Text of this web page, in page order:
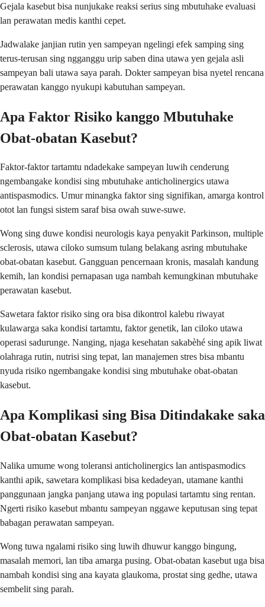
Gejala kasebut bisa nunjukake reaksi serius sing mbutuhake evaluasi
lan perawatan medis kanthi cepet.
Jadwalake janjian rutin yen sampeyan ngelingi efek samping sing
terus-terusan sing ngganggu urip saben dina utawa yen gejala asli
sampeyan bali utawa saya parah. Dokter sampeyan bisa nyetel rencana
perawatan kanggo nyukupi kabutuhan sampeyan.
Apa Faktor Risiko kanggo Mbutuhake
Obat-obatan Kasebut?
Faktor-faktor tartamtu ndadekake sampeyan luwih cenderung
ngembangake kondisi sing mbutuhake anticholinergics utawa
antispasmodics. Umur minangka faktor sing signifikan, amarga kontrol
otot lan fungsi sistem saraf bisa owah suwe-suwe.
Wong sing duwe kondisi neurologis kaya penyakit Parkinson, multiple
sclerosis, utawa ciloko sumsum tulang belakang asring mbutuhake
obat-obatan kasebut. Gangguan pencernaan kronis, masalah kandung
kemih, lan kondisi pernapasan uga nambah kemungkinan mbutuhake
perawatan kasebut.
Sawetara faktor risiko sing ora bisa dikontrol kalebu riwayat
kulawarga saka kondisi tartamtu, faktor genetik, lan ciloko utawa
operasi sadurunge. Nanging, njaga kesehatan sakabèhé sing apik liwat
olahraga rutin, nutrisi sing tepat, lan manajemen stres bisa mbantu
nyuda risiko ngembangake kondisi sing mbutuhake obat-obatan
kasebut.
Apa Komplikasi sing Bisa Ditindakake saka
Obat-obatan Kasebut?
Nalika umume wong toleransi anticholinergics lan antispasmodics
kanthi apik, sawetara komplikasi bisa kedadeyan, utamane kanthi
panggunaan jangka panjang utawa ing populasi tartamtu sing rentan.
Ngerti risiko kasebut mbantu sampeyan nggawe keputusan sing tepat
babagan perawatan sampeyan.
Wong tuwa ngalami risiko sing luwih dhuwur kanggo bingung,
masalah memori, lan tiba amarga pusing. Obat-obatan kasebut uga bisa
nambah kondisi sing ana kayata glaukoma, prostat sing gedhe, utawa
sembelit sing parah.